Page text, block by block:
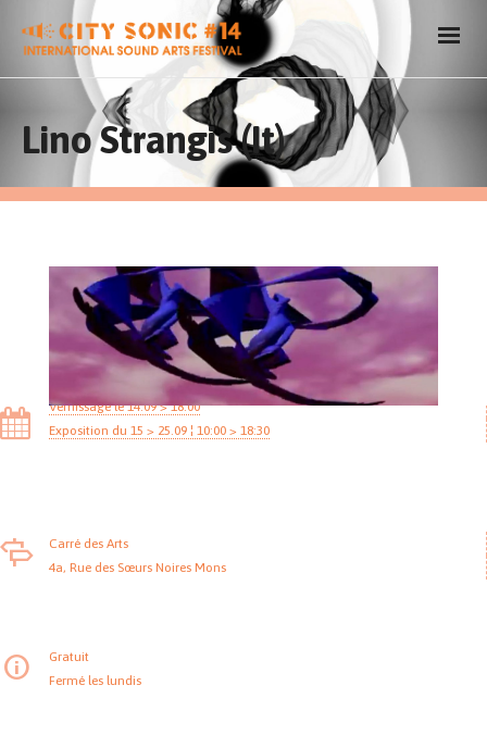
Lino Strangis (It)
Vernissage le 14.09 > 18:00
Exposition du 15 > 25.09 ¦ 10:00 > 18:30
Carré des Arts
4a, Rue des Sœurs Noires Mons
Gratuit
Fermé les lundis